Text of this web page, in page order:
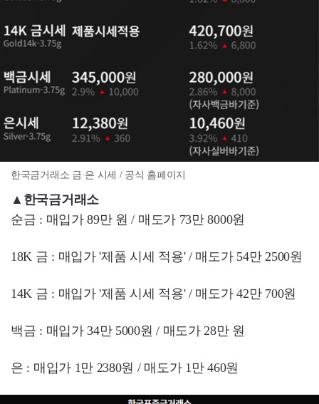
한국금거래소 금·은 시세 / 공식 홈페이지
▲ 한국금거래소
순금 : 매입가 89만 원 / 매도가 73만 8000원
18K 금 : 매입가 '제품 시세 적용' / 매도가 54만 2500원
14K 금 : 매입가 '제품 시세 적용' / 매도가 42만 700원
백금 : 매입가 34만 5000원 / 매도가 28만 원
은 : 매입가 1만 2380원 / 매도가 1만 460원